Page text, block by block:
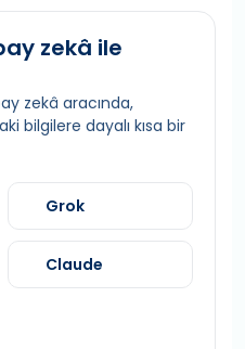
zekâ ile
zekâ aracında,
bilgilere dayalı kısa bir
Grok
Claude